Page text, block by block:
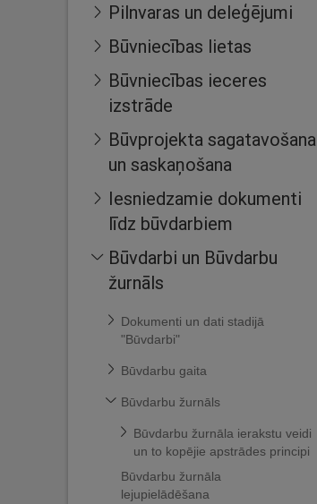
Pilnvaras un deleģējumi
Būvniecības lietas
Būvniecības ieceres
izstrāde
Būvprojekta sagatavošana
un saskaņošana
Iesniedzamie dokumenti
līdz būvdarbiem
Būvdarbi un Būvdarbu
žurnāls
Dokumenti un dati stadijā
"Būvdarbi"
Būvdarbu gaita
Būvdarbu žurnāls
Būvdarbu žurnāla ierakstu veidi
un to kopējie apstrādes principi
Būvdarbu žurnāla
lejupielādēšana